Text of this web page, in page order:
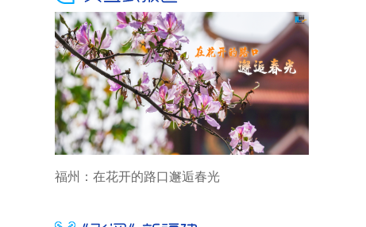
福州：在花开的路口邂逅春光